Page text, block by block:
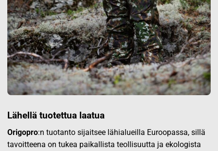
Lähellä tuotettua laatua
Origopro:n tuotanto sijaitsee lähialueilla Euroopassa, sillä
tavoitteena on tukea paikallista teollisuutta ja ekologista